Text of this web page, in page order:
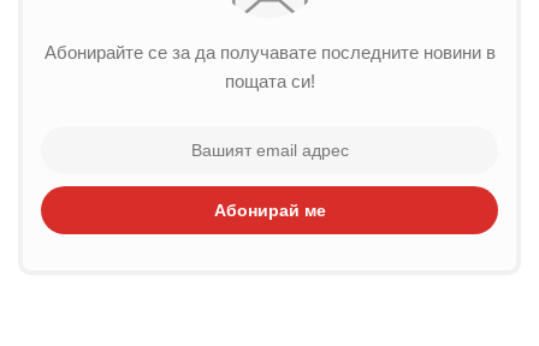
Абонирайте се за да получавате последните новини в
пощата си!
Абонирай ме